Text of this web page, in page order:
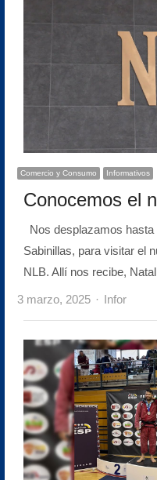
Comercio y Consumo Informativos
Conocemos el
Nos desplazamos
Sabinillas, para visitar el
NLB. Allí nos recibe,
3 marzo, 2025 Author
Infor